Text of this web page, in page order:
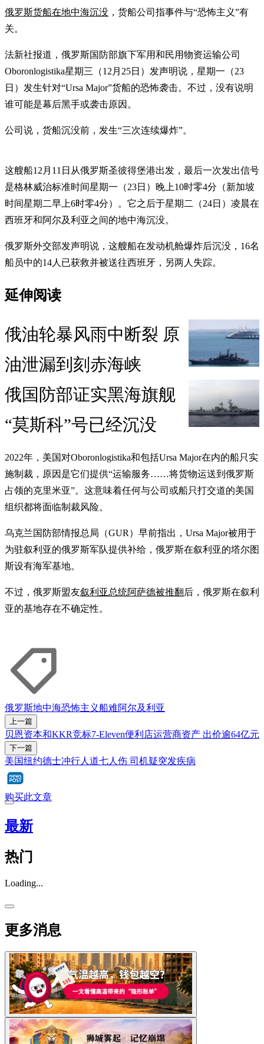
俄罗斯货船在地中海沉没 ，货船公司指事件与“恐怖主义”有
关。
法新社报道，俄罗斯国防部旗下军用和民用物资运输公司
Oboronlogistika星期三（12月25日）发声明说，星期一（23
日）发生针对“Ursa Major”货船的恐怖袭击。不过，没有说明
谁可能是幕后黑手或袭击原因。
公司说，货船沉没前，发生“三次连续爆炸”。
这艘船12月11日从俄罗斯圣彼得堡港出发，最后一次发出信号
是格林威治标准时间星期一（23日）晚上10时零4分（新加坡
时间星期二早上6时零4分）。它之后于星期二（24日）凌晨在
西班牙和阿尔及利亚之间的地中海沉没。
俄罗斯外交部发声明说，这艘船在发动机舱爆炸后沉没，16名
船员中的14人已获救并被送往西班牙，另两人失踪。
延伸阅读
俄油轮暴风雨中断裂 原
油泄漏到刻赤海峡
俄国防部证实黑海旗舰
“莫斯科”号已经沉没
2022年，美国对Oboronlogistika和包括Ursa Major在内的船只实
施制裁，原因是它们提供“运输服务……将货物运送到俄罗斯
占领的克里米亚”。这意味着任何与公司或船只打交道的美国
组织都将面临制裁风险。
乌克兰国防部情报总局（GUR）早前指出，Ursa Major被用于
为驻叙利亚的俄罗斯军队提供补给，俄罗斯在叙利亚的塔尔图
斯设有海军基地。
不过，俄罗斯盟友叙利亚总统阿萨德被推翻后，俄罗斯在叙利
亚的基地存在不确定性。
俄罗斯地中海恐怖主义船难阿尔及利亚
上一篇
贝恩资本和KKR竞标7-Eleven便利店运营商资产 出价逾64亿元
下一篇
美国纽约德士冲行人道七人伤 司机疑突发疾病
购买此文章
最新
热门
Loading...
更多消息